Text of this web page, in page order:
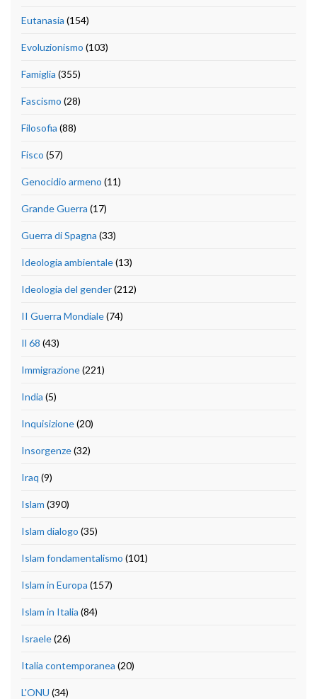
Eutanasia (154)
Evoluzionismo (103)
Famiglia (355)
Fascismo (28)
Filosofia (88)
Fisco (57)
Genocidio armeno (11)
Grande Guerra (17)
Guerra di Spagna (33)
Ideologia ambientale(13)
Ideologia del gender(212)
II Guerra Mondiale(74)
Il 68 (43)
Immigrazione(221)
India (5)
Inquisizione(20)
Insorgenze(32)
Iraq (9)
Islam (390)
Islam dialogo (35)
Islam fondamentalismo (101)
Islam in Europa (157)
Islam in Italia (84)
Israele(26)
Italia contemporanea (20)
L'ONU (34)